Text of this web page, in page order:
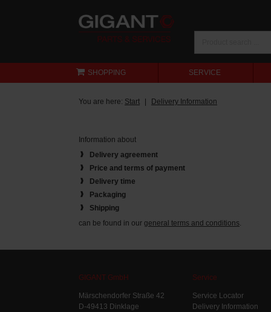
SHOPPING SERVICE
You are here: Start Delivery Information
Information about
Delivery agreement
Price and terms of payment
Delivery time
Packaging
Shipping
can be found in our general terms and conditions.
GIGANT GmbH
Märschendorfer Straße 42
D-49413 Dinklage
Service
Service Locator
Delivery Information